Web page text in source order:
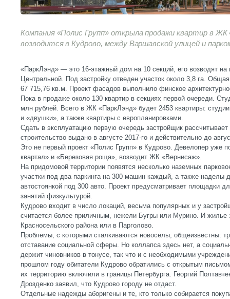
Компания «Полис Групп» открыла продажи квартир в ЖК
возводится в Кудрово, между Варшавской улицей и
«ПаркЛэнд» — это 16-этажный дом на 10 секций, его возводят на
Центральной. Под застройку отведен участок около 3,8 га.
67 715,76 кв.м. Проект фасадов выполнило финское
Пока в продаже около 130 квартир в секциях первой очереди.
млн рублей. Всего в ЖК «ПаркЛэнд» будет 2453 квартиры:
и «двушки», а также квартиры с европланировками.
Сдать в эксплуатацию первую очередь застройщик
строительство выдано в августе 2017-го и действительно до
Это не первый проект «Полис Групп» в Кудрово. Девелопер уже
квартал» и «Березовая роща», возводит ЖК «Вернисаж».
На придомовой территории появятся несколько наземных
участки под два паркинга на 300 машин каждый, а также наделы
автостоянкой под 300 авто. Проект предусматривает площадки
занятий физкультурой.
Кудрово входит в число локаций, весьма популярных и у
считается более приличным, нежели Бугры или Мурино. И жилье
Красносельского района или в Парголово.
Проблемы, с которыми сталкиваются новоселы, общеизвестны:
отставание социальной сферы. Но коллапса здесь нет, а
держит чиновников в тонусе, так что и с необходимыми
прошлом году обитатели Кудрово обратились с открытым
их территорию включили в границы Петербурга. Георгий
Дрозденко заявил, что Кудрово городу не отдаст.
Отдельные надежды аборигены и те, кто только собирается